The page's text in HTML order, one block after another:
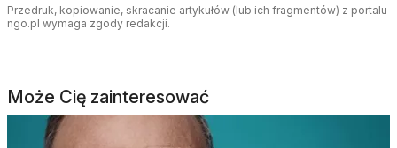
Przedruk, kopiowanie, skracanie artykułów (lub ich fragmentów) z portalu
ngo.pl wymaga zgody redakcji.
Może Cię zainteresować